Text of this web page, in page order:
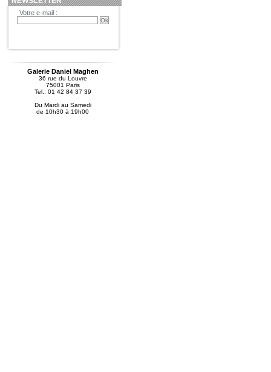
Votre e-mail :
Galerie Daniel Maghen
36 rue du Louvre
75001 Paris
Tel.: 01 42 84 37 39
Du Mardi au Samedi
de 10h30 à 19h00